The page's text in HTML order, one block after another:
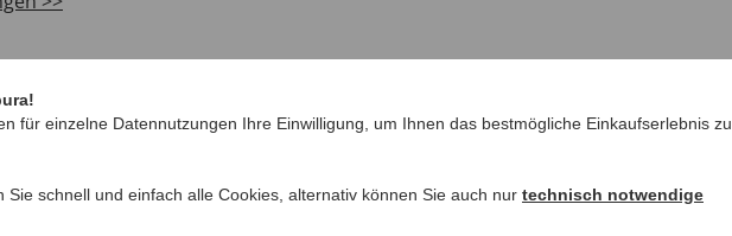
für einzelne Datennutzungen Ihre Einwilligung, um Ihnen das bestmögliche Einkaufserlebnis zu
Sie schnell und einfach alle Cookies, alternativ können Sie auch nur technisch notwendige